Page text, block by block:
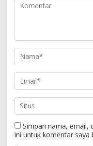
Simpan nama, email,
ini untuk komentar saya